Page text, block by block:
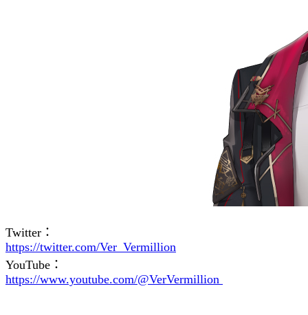
Twitter：
https://twitter.com/Ver_Vermillion
YouTube：
https://www.youtube.com/@VerVermillion